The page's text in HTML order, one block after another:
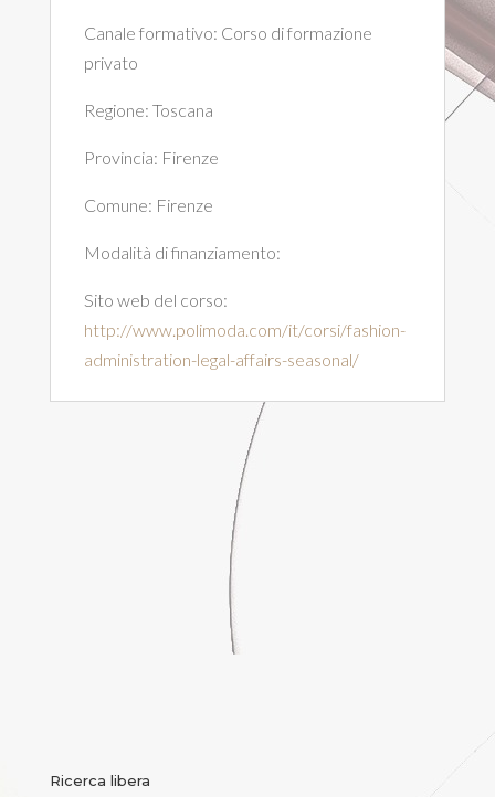
Canale formativo: Corso di formazione
privato
Regione: Toscana
Provincia: Firenze
Comune: Firenze
Modalità di finanziamento:
Sito web del corso:
http://www.polimoda.com/it/corsi/fashion-
administration-legal-affairs-seasonal/
Ricerca libera